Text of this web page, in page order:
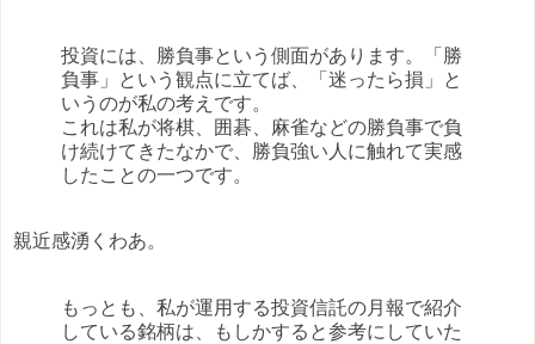
投資には、勝負事という側面があります。「勝
負事」という観点に立てば、「迷ったら損」と
いうのが私の考えです。
これは私が将棋、囲碁、麻雀などの勝負事で負
け続けてきたなかで、勝負強い人に触れて実感
したことの一つです。
親近感湧くわあ。
もっとも、私が運用する投資信託の月報で紹介
している銘柄は、もしかすると参考にしていた